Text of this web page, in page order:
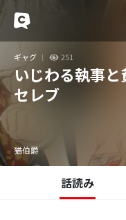
ギャグ 251
いじわる執事と
セレブ
猫伯爵
話読み